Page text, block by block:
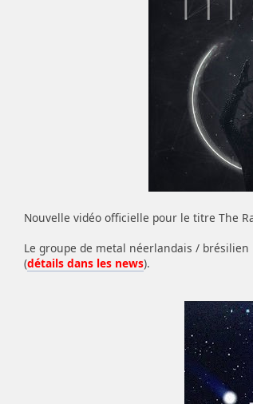
Nouvelle vidéo officielle pour le titre The
Le groupe de metal néerlandais /
(détails dans les news).